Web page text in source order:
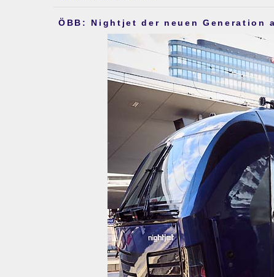
ÖBB: Nightjet der neuen Generation